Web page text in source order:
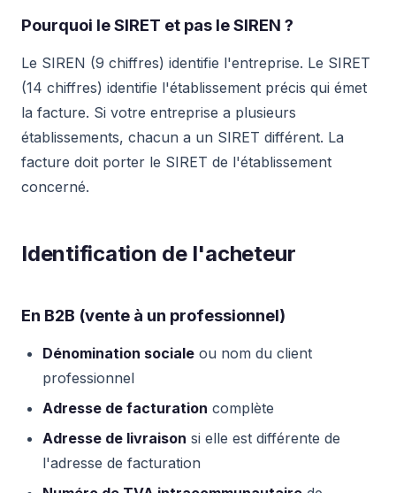
Pourquoi le SIRET et pas le SIREN ?
Le SIREN (9 chiffres) identifie l'entreprise. Le SIRET
(14 chiffres) identifie l'établissement précis qui émet
la facture. Si votre entreprise a plusieurs
établissements, chacun a un SIRET différent. La
facture doit porter le SIRET de l'établissement
concerné.
Identification de l'acheteur
En B2B (vente à un professionnel)
Dénomination sociale ou nom du client
professionnel
Adresse de facturation complète
Adresse de livraison si elle est différente de
l'adresse de facturation